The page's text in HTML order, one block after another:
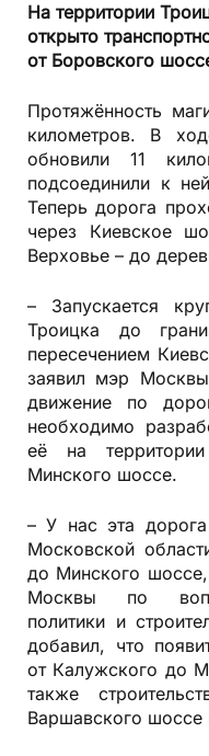
На территории
открыто
от Боровского
Протяжённость
километров. В
обновили 11
подсоединили к
Теперь дорога
через Киевское
Верховье – до
– Запускается
Троицка до
пересечением
заявил мэр
движение по
необходимо
её на
Минского шоссе.
– У нас эта
Московской
до Минского шоссе,
Москвы по
политики и
добавил, что
от Калужского до
также
Варшавского